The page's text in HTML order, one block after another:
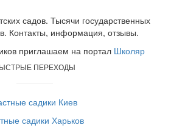
садов. Тысячи государственных
Контакты, информация, отзывы.
приглашаем на портал Школяр
ПЕРЕХОДЫ
садики Киев
садики Харьков